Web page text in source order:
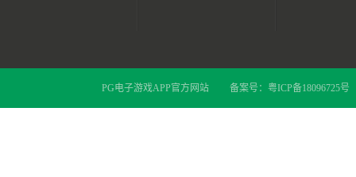
PG电子游戏APP官方网站 备案号： 粤ICP备18096725号